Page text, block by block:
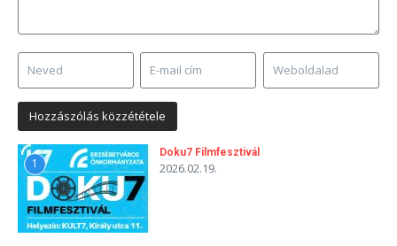
1
Doku7 Filmfesztivál
2026.02.19.